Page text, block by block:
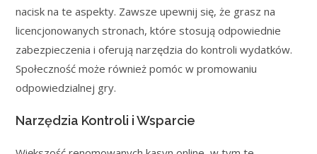
nacisk na te aspekty. Zawsze upewnij się, że grasz na
licencjonowanych stronach, które stosują odpowiednie
zabezpieczenia i oferują narzędzia do kontroli wydatków.
Społeczność może również pomóc w promowaniu
odpowiedzialnej gry.
Narzędzia Kontroli i Wsparcie